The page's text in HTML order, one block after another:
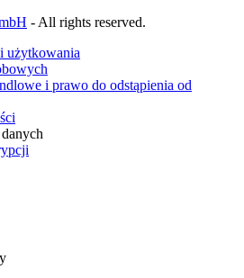
- All rights reserved.
użytkowania
i prawo do odstąpienia od